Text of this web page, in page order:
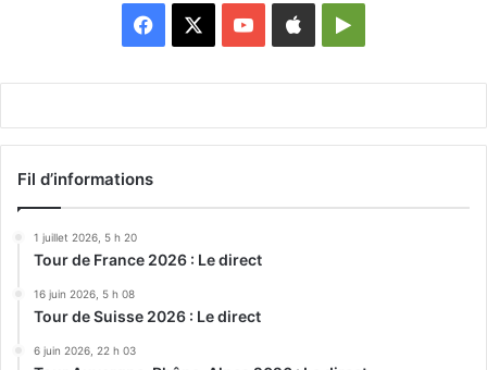
Facebook YouTubeAppleGoogle
Fil d’informations
1 juillet 2026, 5 h 20
Tour de France 2026 : Le direct
16 juin 2026, 5 h 08
Tour de Suisse 2026 : Le direct
6 juin 2026, 22 h 03